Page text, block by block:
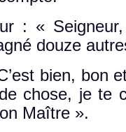
: «
douze
bien, bon
chose, je te
Maître ».